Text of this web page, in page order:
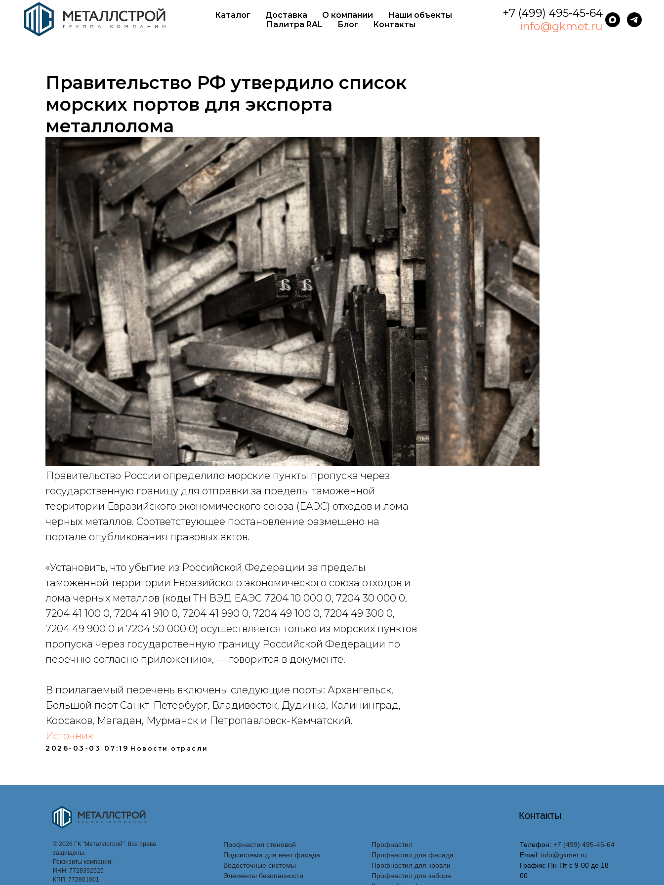
Каталог Доставка О компании
Наши объекты
Палитра RAL
Блог Контакты
+7 (499) 495-45-64
info@gkmet.ru
Правительство РФ утвердило список
морских портов для экспорта
металлолома
Правительство России определило морские пункты пропуска через
государственную границу для отправки за пределы таможенной
территории Евразийского экономического союза (ЕАЭС) отходов и лома
черных металлов. Соответствующее постановление размещено на
портале опубликования правовых актов.
«Установить, что убытие из Российской Федерации за пределы
таможенной территории Евразийского экономического союза отходов и
лома черных металлов (коды ТН ВЭД ЕАЭС 7204 10 000 0, 7204 30 000 0,
7204 41 100 0, 7204 41 910 0, 7204 41 990 0, 7204 49 100 0, 7204 49 300 0,
7204 49 900 0 и 7204 50 000 0) осуществляется только из морских пунктов
пропуска через государственную границу Российской Федерации по
перечню согласно приложению», — говорится в документе.
В прилагаемый перечень включены следующие порты: Архангельск,
Большой порт Санкт-Петербург, Владивосток, Дудинка, Калининград,
Корсаков, Магадан, Мурманск и Петропавловск-Камчатский.
Источник
2026-03-03 07:19 Новости отрасли
© 2026 ГК "Металлстрой". Все права
защищены.
Реквизиты компании:
ИНН: 7728392525
КПП: 772801001
Профнастил стеновой
Подсистема для вент фасада
Водосточные системы
Элементы безопасности
Профнастил
Профнастил для фасада
Профнастил для кровли
Профнастил для забора
Телефон: +7 (499) 495-45-64
Email: info@gkmet.ru
График: Пн-Пт с 9-00 до 18-
00
Контакты